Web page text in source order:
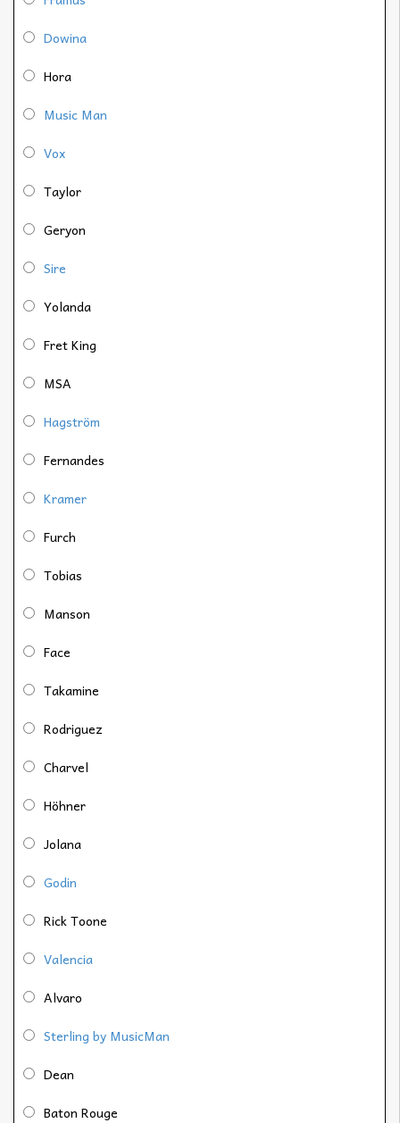
Dowina
Hora
Music Man
Vox
Taylor
Geryon
Sire
Yolanda
Fret King
MSA
Hagström
Fernandes
Kramer
Furch
Tobias
Manson
Face
Takamine
Rodriguez
Charvel
Höhner
Jolana
Godin
Rick Toone
Valencia
Alvaro
Sterling by MusicMan
Dean
Baton Rouge